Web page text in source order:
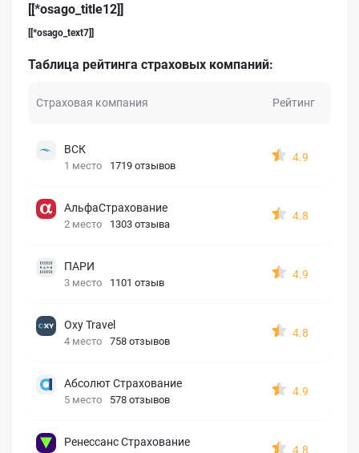
[[*osago_title12]]
[[*osago_text7]]
Таблица рейтинга страховых компаний:
Страховая компания Рейтинг
ВСК
1 место 1719 отзывов
4.9
АльфаСтрахование
2 место 1303 отзыва
4.8
ПАРИ
3 место 1101 отзыв
4.9
Oxy Travel
4 место 758 отзывов
4.8
Абсолют Страхование
5 место 578 отзывов
4.9
Ренессанс Страхование
4.8